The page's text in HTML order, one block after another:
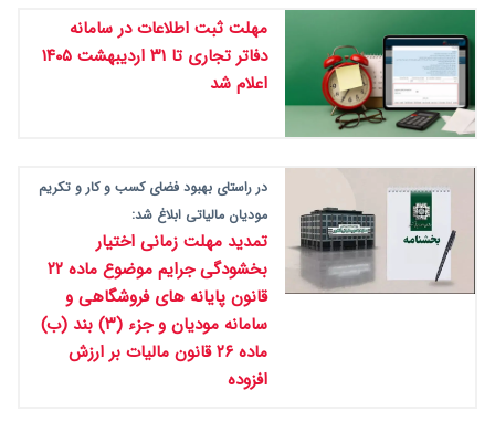
مهلت ثبت اطلاعات در سامانه
دفاتر تجاری تا ۳۱ اردیبهشت ۱۴۰۵
اعلام شد
در راستای بهبود فضای کسب و کار و تکریم
مودیان مالیاتی ابلاغ شد:
تمدید مهلت زمانی اختیار
بخشودگی جرایم موضوع ماده ۲۲
قانون پایانه های فروشگاهی و
سامانه مودیان و جزء (۳) بند (ب)
ماده ۲۶ قانون مالیات بر ارزش
افزوده